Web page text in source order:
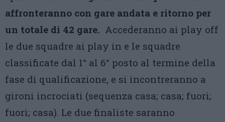
affronteranno con gare andata e ritorno per
un totale di 42 gare. Accederanno ai play off
le due squadre ai play in e le squadre
classificate dal 1° al 6° posto al termine della
fase di qualificazione, e si incontreranno a
gironi incrociati (sequenza casa; casa; fuori;
fuori; casa). Le due finaliste saranno